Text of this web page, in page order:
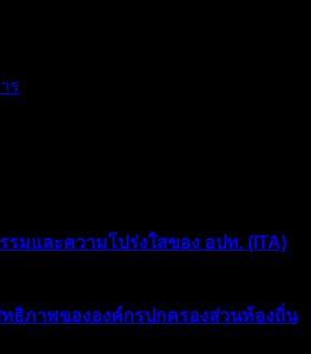
ร
มและความโปร่งใสของ อปท. (ITA)
ทธิภาพขององค์กรปกครองส่วนท้องถิ่น